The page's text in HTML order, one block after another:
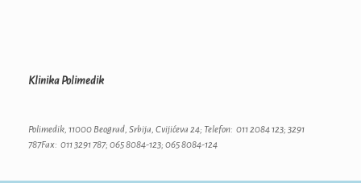
Klinika Polimedik
Polimedik, 11000 Beograd, Srbija, Cvijićeva 24; Telefon: 011 2084 123; 3291
787Fax: 011 3291 787; 065 8084-123; 065 8084-124